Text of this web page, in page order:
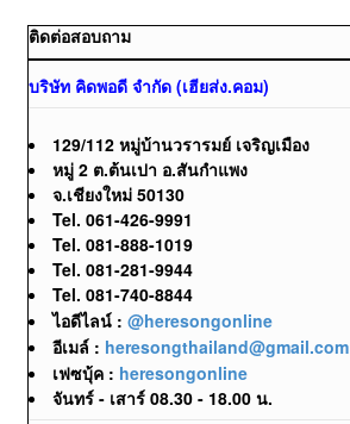
ติดต่อสอบถาม
บริษัท คิดพอดี จำกัด (เฮียส่ง.คอม)
129/112 หมู่บ้านวรารมย์ เจริญเมือง
หมู่ 2 ต.ต้นเปา อ.สันกำแพง
จ.เชียงใหม่ 50130
Tel. 061-426-9991
Tel. 081-888-1019
Tel. 081-281-9944
Tel. 081-740-8844
ไอดีไลน์ : @heresongonline
อีเมล์ : heresongthailand@gmail.com
เฟซบุ้ค : heresongonline
จันทร์ - เสาร์ 08.30 - 18.00 น.